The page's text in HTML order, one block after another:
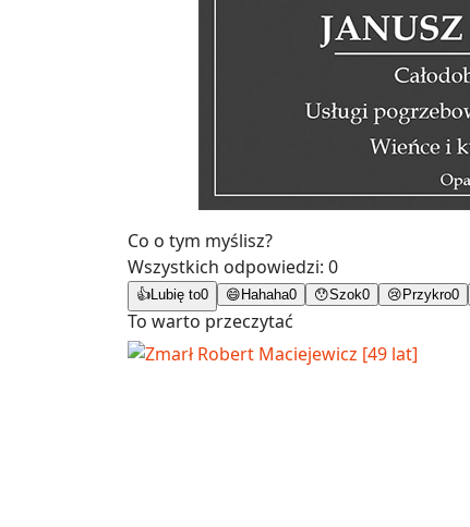
Co o tym myślisz?
Wszystkich odpowiedzi: 0
👍Lubię to0 😄 Hahaha0 😯Szok0 😢 Przykro0
To warto przeczytać